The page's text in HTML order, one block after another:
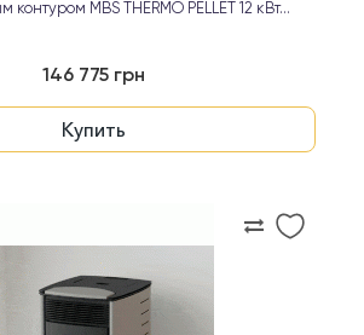
контуром MBS THERMO PELLET 12 кВт...
146 775 грн
Купить